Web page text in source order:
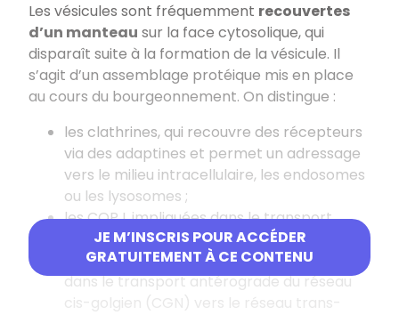
JE M’INSCRIS POUR ACCÉDER
GRATUITEMENT À CE CONTENU
Les vésicules sont fréquemment recouvertes
d’un manteau sur la face cytosolique, qui
disparaît suite à la formation de la vésicule. Il
s’agit d’un assemblage protéique mis en place
au cours du bourgeonnement. On distingue :
les clathrines, qui recouvre des récepteurs
via des adaptines et permet un adressage
vers le milieu intracellulaire, les endosomes
ou les lysosomes ;
les COP I, impliquées dans le transport
rétrograde au sein du réseau golgien et de
l’appareil de golgi vers le REG, ainsi que
dans le transport antérograde du réseau
cis-golgien (CGN) vers le réseau trans-